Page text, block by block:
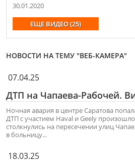
30.01.2020
ЕЩЕ ВИДЕО (25)
НОВОСТИ НА ТЕМУ "ВЕБ-КАМЕРА"
07.04.25
ДТП на Чапаева-Рабочей.
Ночная авария в центре Саратова
ДТП с участием Haval и Geely
столкнулись на пересечении улиц
в больницу...
18.03.25